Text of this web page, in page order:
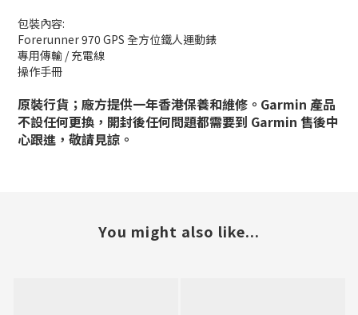
包裝內容:
Forerunner 970 GPS 全方位鐵人運動錶
專用傳輸 / 充電線
操作手冊
原裝行貨；廠方提供一年香港保養和維修。Garmin 產品
不設任何更換，開封後任何問題都需要到 Garmin 售後中
心跟進，敬請見諒。
You might also like...